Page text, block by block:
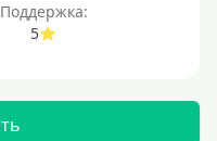
Поддержка:
5